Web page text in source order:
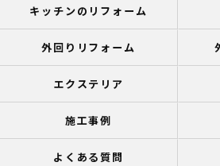
キッチンのリフォーム
外回りリフォーム
エクステリア
施工事例
よくある質問